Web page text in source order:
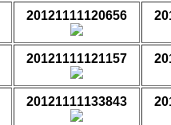
20121111120656
20121111121157
20121111133843